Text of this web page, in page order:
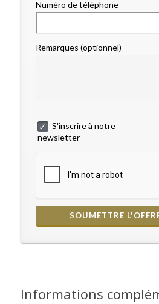
Numéro de téléphone
Remarques (optionnel)
S'inscrire à notre
newsletter
Informations